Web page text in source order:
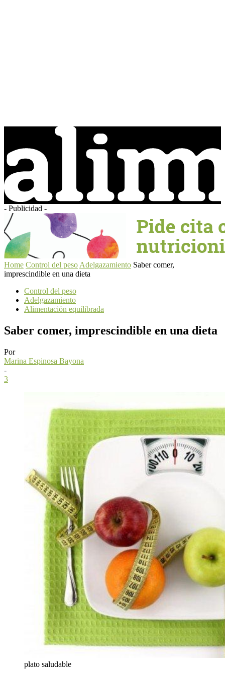
- Publicidad -
Home Control del peso Adelgazamiento Saber comer,
imprescindible en una dieta
Control del peso
Adelgazamiento
Alimentación equilibrada
Saber comer, imprescindible en una dieta
Por
Marina Espinosa Bayona
-
3
plato saludable